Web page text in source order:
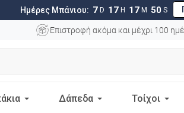
Ημέρες Μπάνιου: 7 D 17 H 17 M 48 S
Επιστροφή ακόμα και μέχρι 100
Δάπεδα Τοίχοι